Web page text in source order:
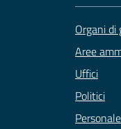
Organi di
Aree
Uffici
Politici